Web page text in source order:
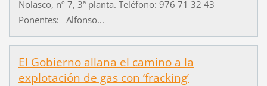
Nolasco, nº 7, 3ª planta. Teléfono: 976 71 32 43
Ponentes: Alfonso...
El Gobierno allana el camino a la
explotación de gas con ‘fracking’